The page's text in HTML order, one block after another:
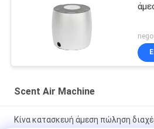
Scent Air Machine
Κίνα κατασκευή άμεση πώληση